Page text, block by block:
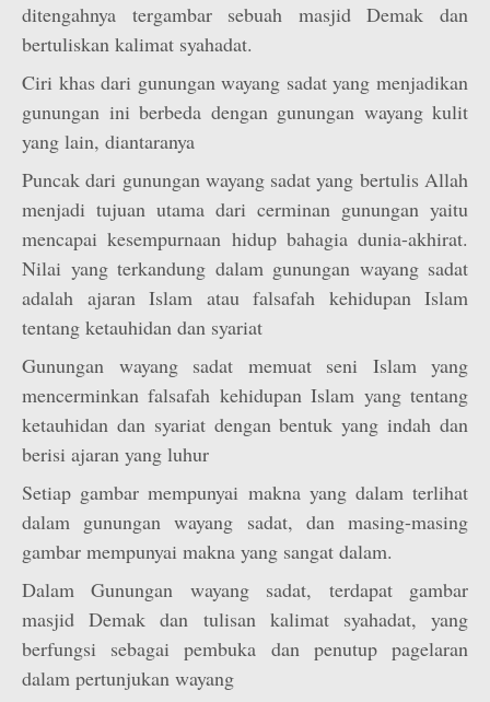
ditengahnya tergambar sebuah masjid Demak dan
bertuliskan kalimat syahadat.
Ciri khas dari gunungan wayang sadat yang menjadikan
gunungan ini berbeda dengan gunungan wayang kulit
yang lain, diantaranya
Puncak dari gunungan wayang sadat yang bertulis Allah
menjadi tujuan utama dari cerminan gunungan yaitu
mencapai kesempurnaan hidup bahagia dunia-akhirat.
Nilai yang terkandung dalam gunungan wayang sadat
adalah ajaran Islam atau falsafah kehidupan Islam
tentang ketauhidan dan syariat
Gunungan wayang sadat memuat seni Islam yang
mencerminkan falsafah kehidupan Islam yang tentang
ketauhidan dan syariat dengan bentuk yang indah dan
berisi ajaran yang luhur
Setiap gambar mempunyai makna yang dalam terlihat
dalam gunungan wayang sadat, dan masing-masing
gambar mempunyai makna yang sangat dalam.
Dalam Gunungan wayang sadat, terdapat gambar
masjid Demak dan tulisan kalimat syahadat, yang
berfungsi sebagai pembuka dan penutup pagelaran
dalam pertunjukan wayang